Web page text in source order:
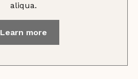
aliqua.
Learn more